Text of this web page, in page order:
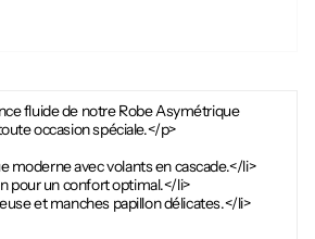
fluide de notre Robe Asymétrique
occasion spéciale.</p>
moderne avec volants en cascade.</li>
pour un confort optimal.</li>
et manches papillon délicates.</li>